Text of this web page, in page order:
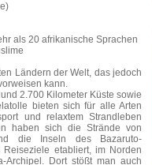
als 20 afrikanische Sprachen
Ländern der Welt, das jedoch
kann.
2.700 Kilometer Küste sowie
bieten sich für alle Arten
und relaxtem Strandleben
haben sich die Strände von
die Inseln des Bazaruto-
Reiseziele etabliert, im Norden
Archipel. Dort stößt man auch